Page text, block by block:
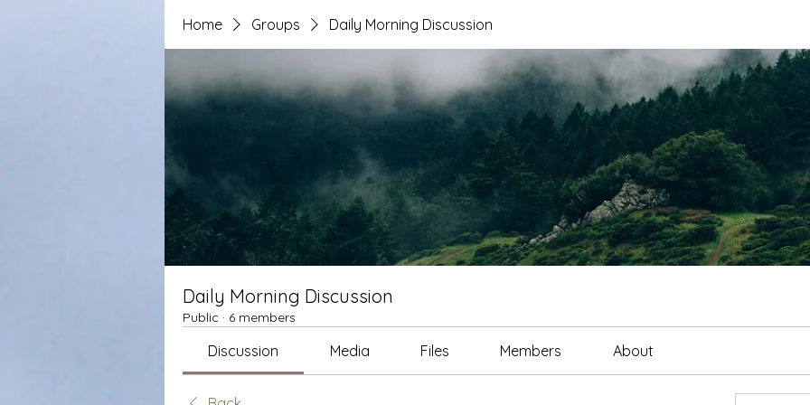
Home Groups Daily Morning Discussion
Daily Morning Discussion
Public · 6 members
Discussion Media Files Members About